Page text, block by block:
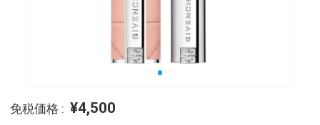
免税価格 : ¥4,500